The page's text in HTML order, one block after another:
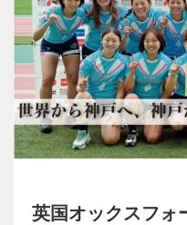
英国オックスフ